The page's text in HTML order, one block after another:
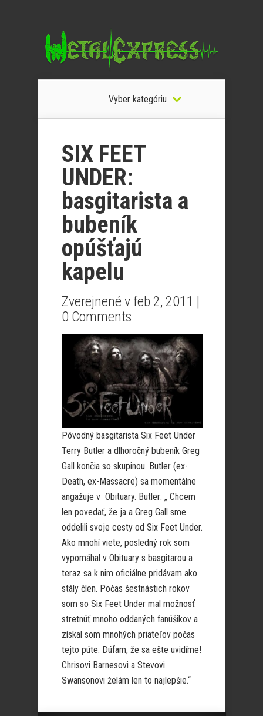
Vyber kategóriu
SIX FEET
UNDER:
basgitarista a
bubeník
opúšťajú
kapelu
Zverejnené v feb 2, 2011 |
0 Comments
Pôvodný basgitarista Six Feet Under
Terry Butler a dlhoročný bubeník Greg
Gall končia so skupinou. Butler (ex-
Death, ex-Massacre) sa momentálne
angažuje v Obituary. Butler: „ Chcem
len povedať, že ja a Greg Gall sme
oddelili svoje cesty od Six Feet Under.
Ako mnohí viete, posledný rok som
vypomáhal v Obituary s basgitarou a
teraz sa k nim oficiálne pridávam ako
stály člen. Počas šestnástich rokov
som so Six Feet Under mal možnosť
stretnúť mnoho oddaných fanúšikov a
získal som mnohých priateľov počas
tejto púte. Dúfam, že sa ešte uvidíme!
Chrisovi Barnesovi a Stevovi
Swansonovi želám len to najlepšie.“